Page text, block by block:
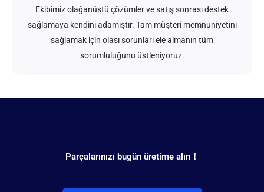
Ekibimiz olağanüstü çözümler ve satış sonrası destek
sağlamaya kendini adamıştır. Tam müşteri memnuniyetini
sağlamak için olası sorunları ele almanın tüm
sorumluluğunu üstleniyoruz.
Parçalarınızı bugün üretime alın！